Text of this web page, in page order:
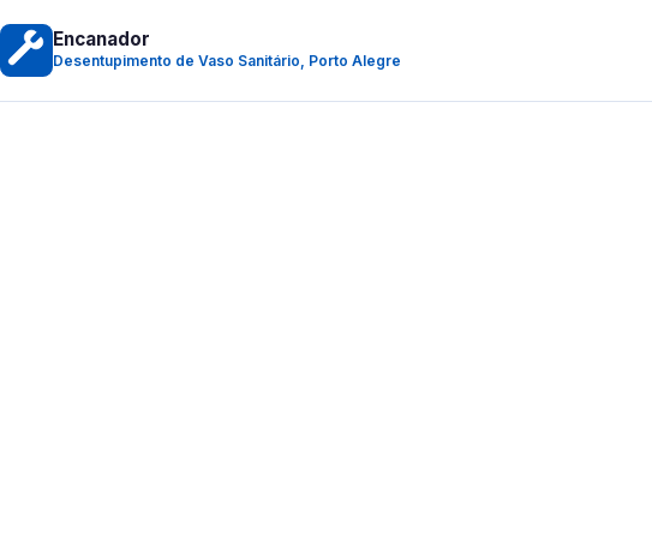
Encanador
Desentupimento de Vaso Sanitário, Porto Alegre